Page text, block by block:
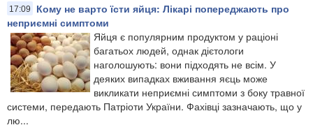
17:09
Кому не варто їсти яйця: Лікарі попереджають про
неприємні симптоми
Яйця є популярним продуктом у раціоні
багатьох людей, однак дієтологи
наголошують: вони підходять не всім. У
деяких випадках вживання яєць може
викликати неприємні симптоми з боку травної
системи, передають Патріоти України. Фахівці зазначають, що у
лю...